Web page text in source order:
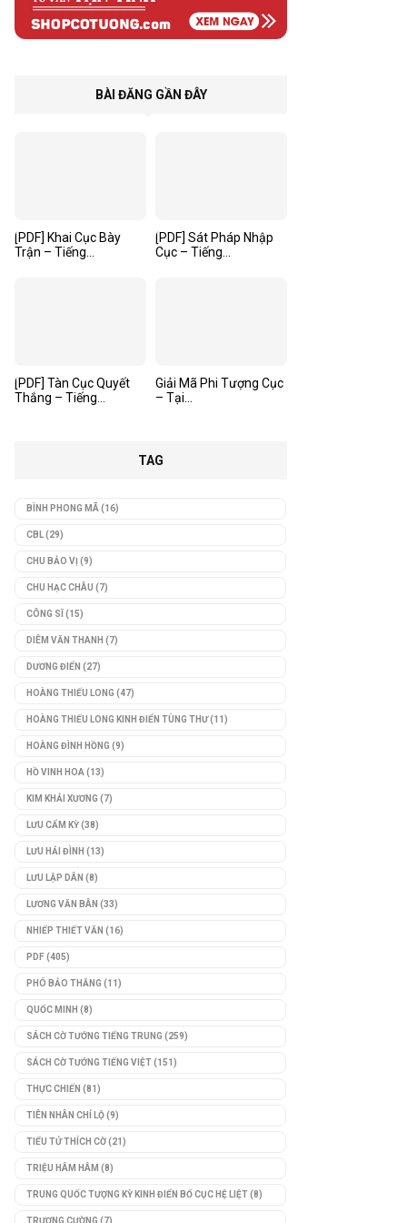
BÀI ĐĂNG GẦN ĐÂY
[PDF] Khai Cục Bày
Trận – Tiếng...
[PDF] Sát Pháp Nhập
Cục – Tiếng...
[PDF] Tàn Cục Quyết
Thắng – Tiếng...
Giải Mã Phi Tượng Cục
– Tại...
TAG
BÌNH PHONG MÃ (16)
CBL(29)
CHU BẢO VỊ (9)
CHU HẠC CHÂU (7)
CÔNG SĨ (15)
DIÊM VĂN THANH (7)
DƯƠNG ĐIỂN (27)
HOÀNG THIẾU LONG (47)
HOÀNG THIẾU LONG KINH ĐIỂN TÙNG THƯ(11)
HOÀNG ĐÌNH HỒNG (9)
HỒ VINH HOA (13)
KIM KHẢI XƯƠNG (7)
LƯU CẨM KỲ(38)
LƯU HẢI ĐÌNH (13)
LƯU LẬP DÂN (8)
LƯƠNG VĂN BÂN (33)
NHIẾP THIẾT VĂN (16)
PDF(405)
PHÓ BẢO THẮNG (11)
QUỐC MINH (8)
SÁCH CỜ TƯỚNG TIẾNG TRUNG (259)
SÁCH CỜ TƯỚNG TIẾNG VIỆT(151)
THỰC CHIẾN (81)
TIÊN NHÂN CHỈ LỘ(9)
TIỂU TỬ THÍCH CỜ(21)
TRIỆU HÂM HÂM (8)
TRUNG QUỐC TƯỢNG KỲ KINH ĐIỂN BỐ CỤC HỆ LIỆT(8)
TRƯƠNG CƯỜNG (7)